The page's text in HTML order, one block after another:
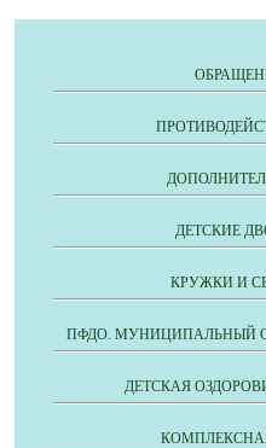
ДЕТСКИЕ
КРУЖКИ И
ПФДО. МУНИЦИПАЛЬНЫЙ
ДЕТСКАЯ